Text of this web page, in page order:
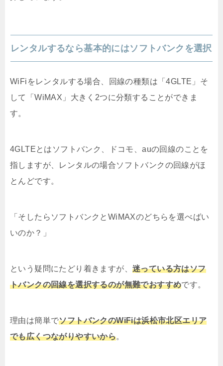
レンタルするなら基本的にはソフトバンクを選択
WiFiをレンタルする場合、回線の種類は「4GLTE」そ
して「WiMAX」大きく2つに分類することができま
す。
4GLTEとはソフトバンク、ドコモ、auの回線のことを
指しますが、レンタルの場合ソフトバンクの回線がほ
とんどです。
「そしたらソフトバンクとWiMAXのどちらを選べばい
いのか？」
という疑問にたどり着きますが、 迷っている方はソフ
トバンクの回線を選択するのが無難でおすすめです。
理由は簡単でソフトバンクのWiFiは浜松市北区エリア
でも広くつながりやすいから。